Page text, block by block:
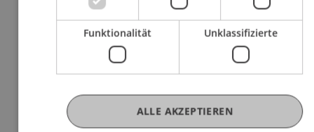
Anstehende Veranstaltungen
Sep
Funktionalität Unklassifizierte
ALLE AKZEPTIEREN